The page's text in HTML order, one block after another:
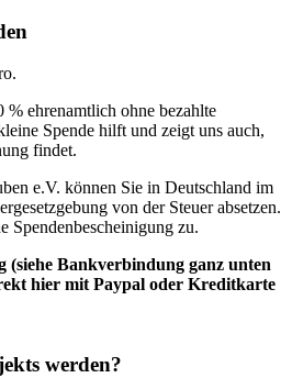
ehrenamtlich ohne bezahlte
Spende hilft und zeigt uns auch,
findet.
e.V. können Sie in Deutschland im
von der Steuer absetzen.
Spendenbescheinigung zu.
(siehe Bankverbindung ganz unten
hier mit Paypal oder Kreditkarte
werden?